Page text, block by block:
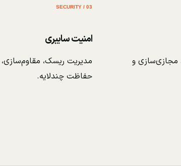
مجازی‌سازی و
03 / SECURITY
امنیت سایبری
مدیریت ریسک،
حفاظت چندلایه.